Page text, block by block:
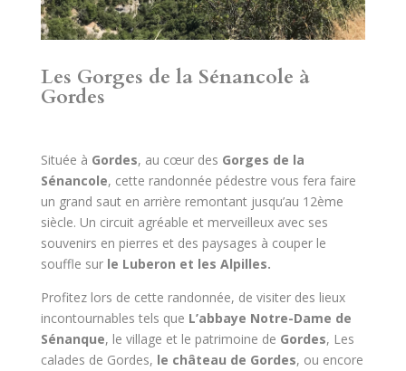
Les Gorges de la Sénancole à
Gordes
Située à Gordes, au cœur des Gorges de la
Sénancole, cette randonnée pédestre vous fera faire
un grand saut en arrière remontant jusqu’au 12ème
siècle. Un circuit agréable et merveilleux avec ses
souvenirs en pierres et des paysages à couper le
souffle sur le Luberon et les Alpilles.
Profitez lors de cette randonnée, de visiter des lieux
incontournables tels que L’abbaye Notre-Dame de
Sénanque, le village et le patrimoine de Gordes, Les
calades de Gordes, le château de Gordes, ou encore